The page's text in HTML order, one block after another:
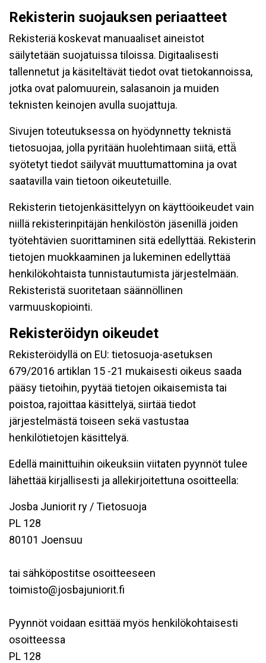
Rekisterin suojauksen periaatteet
Rekisteriä koskevat manuaaliset aineistot
säilytetään suojatuissa tiloissa. Digitaalisesti
tallennetut ja käsiteltävät tiedot ovat tietokannoissa,
jotka ovat palomuurein, salasanoin ja muiden
teknisten keinojen avulla suojattuja.
Sivujen toteutuksessa on hyödynnetty teknistä
tietosuojaa, jolla pyritään huolehtimaan siitä, että̈
syötetyt tiedot säilyvät muuttumattomina ja ovat
saatavilla vain tietoon oikeutetuille.
Rekisterin tietojenkäsittelyyn on käyttöoikeudet vain
niillä rekisterinpitäjän henkilöstön jäsenillä joiden
työtehtävien suorittaminen sitä edellyttää. Rekisterin
tietojen muokkaaminen ja lukeminen edellyttää
henkilökohtaista tunnistautumista järjestelmään.
Rekisteristä suoritetaan säännöllinen
varmuuskopiointi.
Rekisteröidyn oikeudet
Rekisteröidyllä on EU: tietosuoja-asetuksen
679/2016 artiklan 15 -21 mukaisesti oikeus saada
pääsy tietoihin, pyytää tietojen oikaisemista tai
poistoa, rajoittaa käsittelyä, siirtää tiedot
järjestelmästä toiseen sekä vastustaa
henkilötietojen käsittelyä.
Edellä mainittuihin oikeuksiin viitaten pyynnöt tulee
lähettää kirjallisesti ja allekirjoitettuna osoitteella:
Josba Juniorit ry / Tietosuoja
PL 128
80101 Joensuu
tai sähköpostitse osoitteeseen
toimisto@josbajuniorit.fi
Pyynnöt voidaan esittää myös henkilökohtaisesti
osoitteessa
PL 128